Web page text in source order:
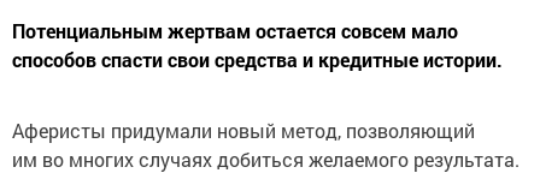
Потенциальным жертвам остается совсем мало
способов спасти свои средства и кредитные истории.
Аферисты придумали новый метод, позволяющий
им во многих случаях добиться желаемого результата.